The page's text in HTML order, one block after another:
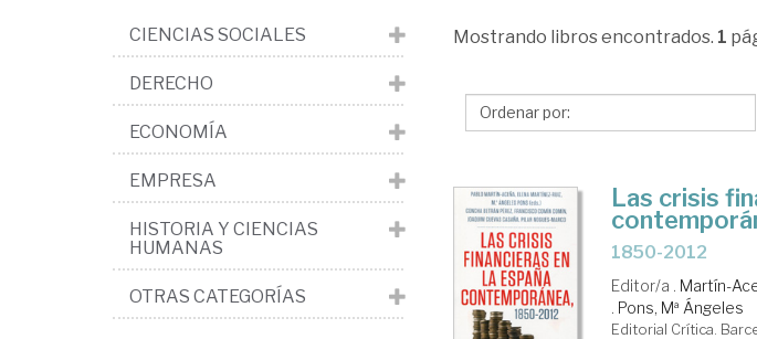
Pons,
Ángeles
Mostrando libros encontrados. 1
Las crisis
1850-2012
Editor/a . Martín-
. Pons, Mª Ángeles
Editorial Crítica.
CIENCIAS SOCIALES
DERECHO
ECONOMÍA
EMPRESA
HISTORIA Y CIENCIAS
HUMANAS
OTRAS CATEGORÍAS